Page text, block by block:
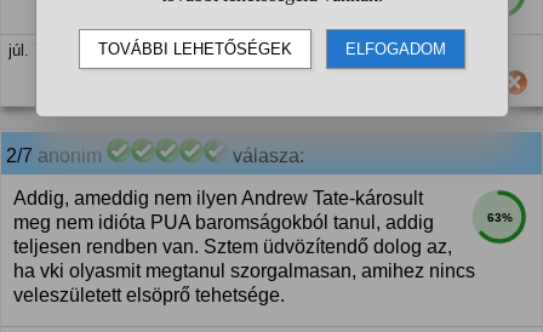
júl. 7. 10:34
2/7 anonim válasza:
63%
Addig, ameddig nem ilyen Andrew Tate-károsult
meg nem idióta PUA baromságokból tanul, addig
teljesen rendben van. Sztem üdvözítendő dolog az,
ha vki olyasmit megtanul szorgalmasan, amihez nincs
veleszületett elsöprő tehetsége.